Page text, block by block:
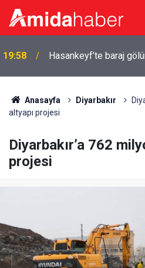
19:58 Hasankeyf’te baraj
Anasayfa Diyarbakır
altyapı projesi
Diyarbakır’a 762
projesi